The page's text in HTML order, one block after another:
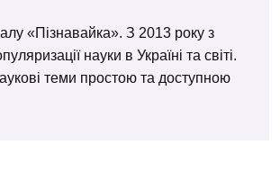
«Пізнавайка». З 2013 року з
науки в Україні та світі.
теми простою та доступною